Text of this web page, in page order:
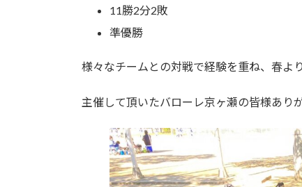
11勝2分2敗
準優勝
様々なチームとの対戦で経験を重ね、春よ
主催して頂いたバローレ京ヶ瀬の皆様あり